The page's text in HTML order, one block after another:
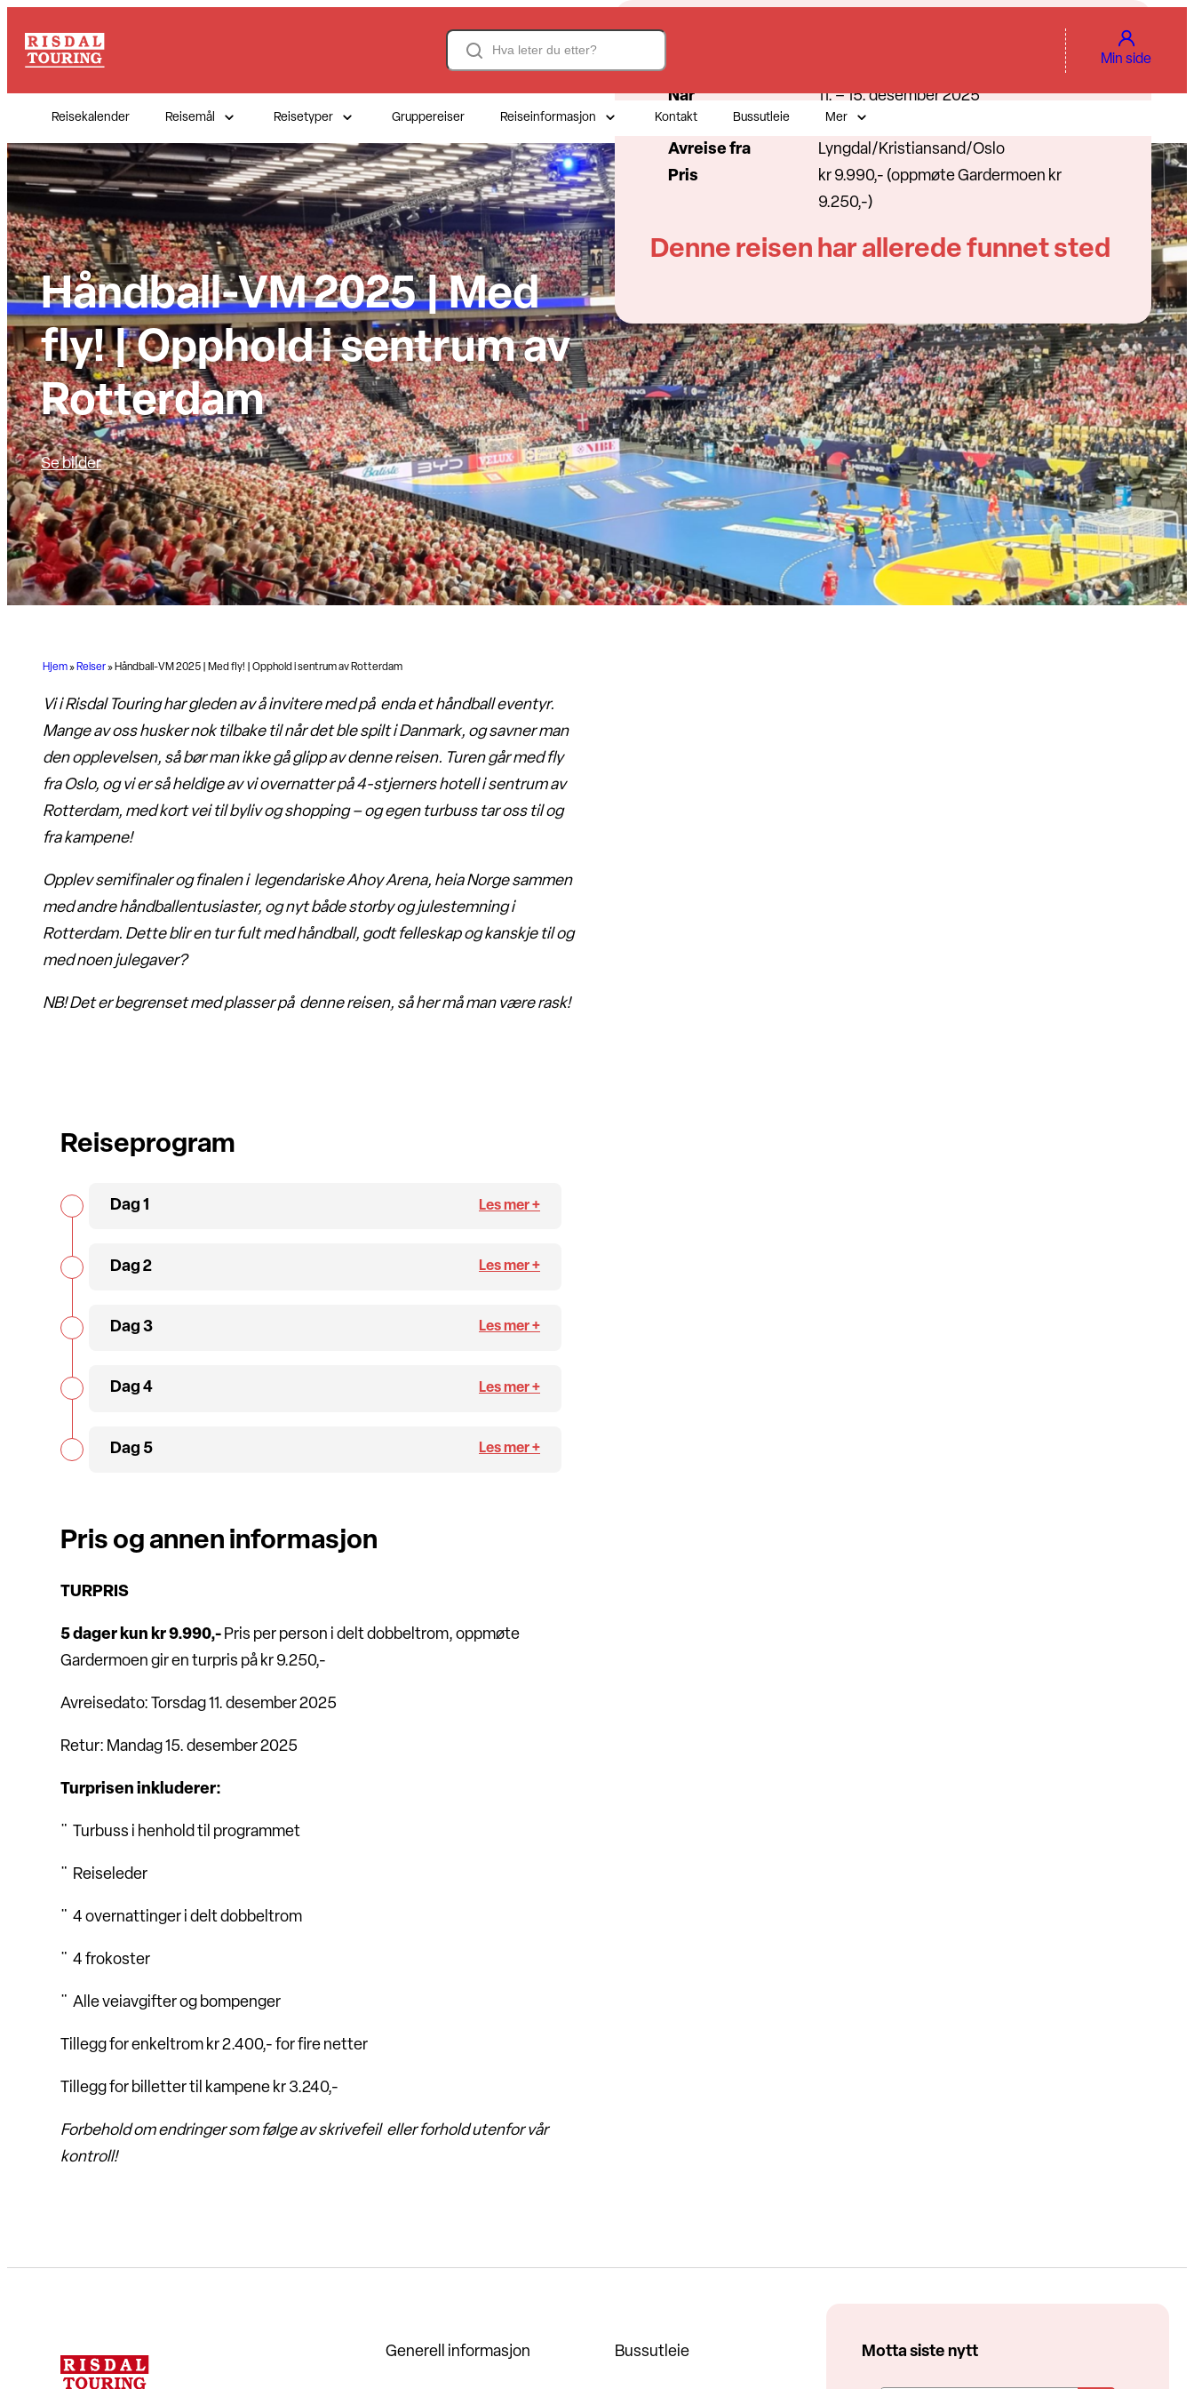
innhold
Search
Min side
Reisekalender Reisemål Reisetyper Gruppereiser Reiseinformasjon Kontakt Bussutleie Mer
Håndball-VM 2025 | Med
fly! | Opphold i sentrum av
Rotterdam
Se bilder
Hjem» Reiser» Håndball-VM 2025 | Med fly! | Opphold i sentrum av Rotterdam
Vi i Risdal Touring har gleden av å invitere med på enda et håndball eventyr.
Mange av oss husker nok tilbake til når det ble spilt i Danmark, og savner man
den opplevelsen, så bør man ikke gå glipp av denne reisen. Turen går med fly
fra Oslo, og vi er så heldige av vi overnatter på4-stjerners hotell i sentrum av
Rotterdam, med kort vei til byliv og shopping – og egen turbuss tar oss til og
fra kampene!
Opplev semifinaler og finalen i legendariske Ahoy Arena, heia Norge sammen
med andre håndballentusiaster, og nyt både storby og julestemning i
Rotterdam. Dette blir en tur fult med håndball, godt felleskap og kanskje til og
med noen julegaver?
NB! Det er begrenset med plasser på denne reisen, så her må man være rask!
Reiseprogram
Dag 1
Dag 2
Dag 3
Dag 4
Dag 5
Pris og annen informasjon
TURPRIS
5 dager kun kr 9.990,- Pris per person i delt dobbeltrom, oppmøte
Gardermoen gir en turpris på kr 9.250,-
Avreisedato: Torsdag 11. desember 2025
Retur: Mandag 15. desember 2025
Turprisen inkluderer:
¨ Turbuss i henhold til programmet
¨ Reiseleder
¨ 4 overnattinger i delt dobbeltrom
¨ 4 frokoster
¨ Alle veiavgifter og bompenger
Tillegg for enkeltrom kr 2.400,- for fire netter
Tillegg for billetter til kampene kr 3.240,-
Forbehold om endringer som følge av skrivefeil eller forhold utenfor vår
kontroll!
Når
11. – 15. desember 2025
Antall dager
5
Avreise fra
Lyngdal/Kristiansand/Oslo
Pris
kr 9.990,- (oppmøte Gardermoen kr
9.250,-)
Denne reisen har allerede funnet sted
Generell informasjon Bussutleie Motta siste nytt